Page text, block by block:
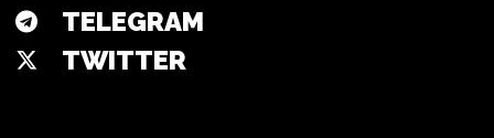
TELEGRAM
TWITTER